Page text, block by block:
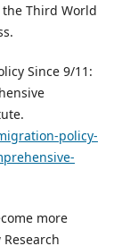
the Third World
Since 9/11:
policy-
more